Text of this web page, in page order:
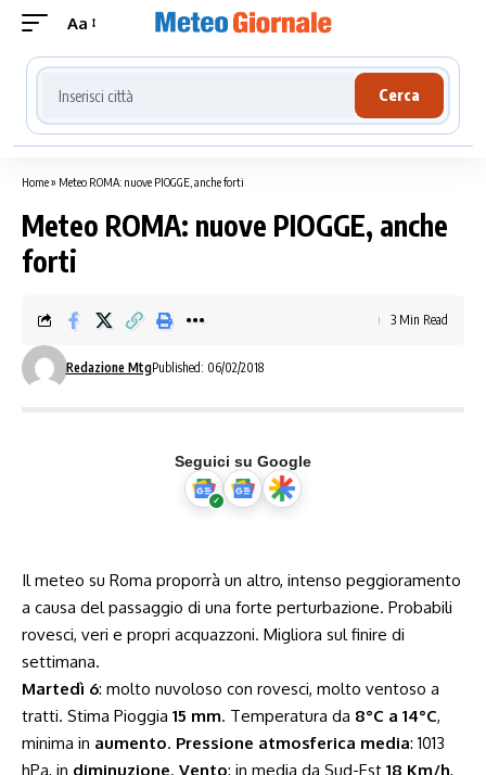
Aa
Cerca località meteo
Cerca
Home» Meteo ROMA: nuove PIOGGE, anche forti
Meteo ROMA: nuove PIOGGE, anche
forti
Redazione MtgPublished: 06/02/2018
3 Min Read
Seguici su Google
Il meteo su Roma proporrà un altro, intenso peggioramento
a causa del passaggio di una forte perturbazione. Probabili
rovesci, veri e propri acquazzoni. Migliora sul finire di
settimana.
Martedì 6: molto nuvoloso con rovesci, molto ventoso a
tratti. Stima Pioggia 15 mm. Temperatura da 8°C a 14°C,
minima in aumento. Pressione atmosferica media: 1013
hPa, in diminuzione. Vento: in media da Sud-Est 18 Km/h,